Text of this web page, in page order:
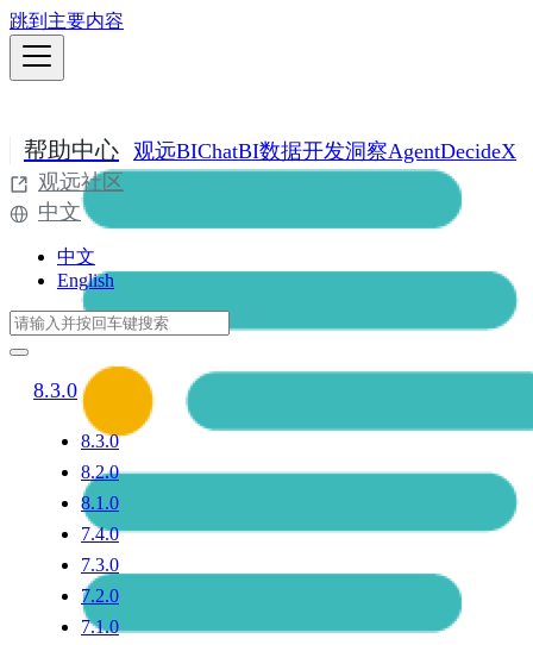
跳到主要内容
帮助中心 观远BIChatBI数据开发洞察AgentDecideX
观远社区
中文
中文
English
8.3.0
8.3.0
8.2.0
8.1.0
7.4.0
7.3.0
7.2.0
7.1.0